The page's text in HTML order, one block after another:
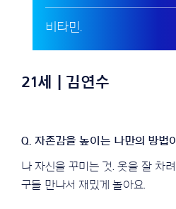
비타민.
21세 | 김연수
나 자신을 꾸미는 것. 옷을 잘 차
구들 만나서 재밌게 놀아요.